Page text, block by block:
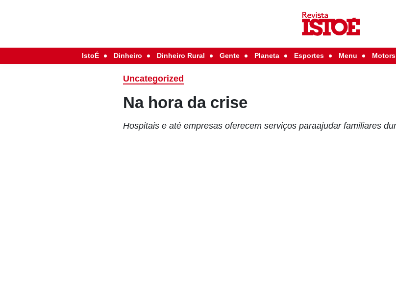
IstoÉ Dinheiro Dinheiro Rural Gente Planeta Esportes Menu
Uncategorized
Na hora da crise
Hospitais e até empresas oferecem serviços paraajudar familiares